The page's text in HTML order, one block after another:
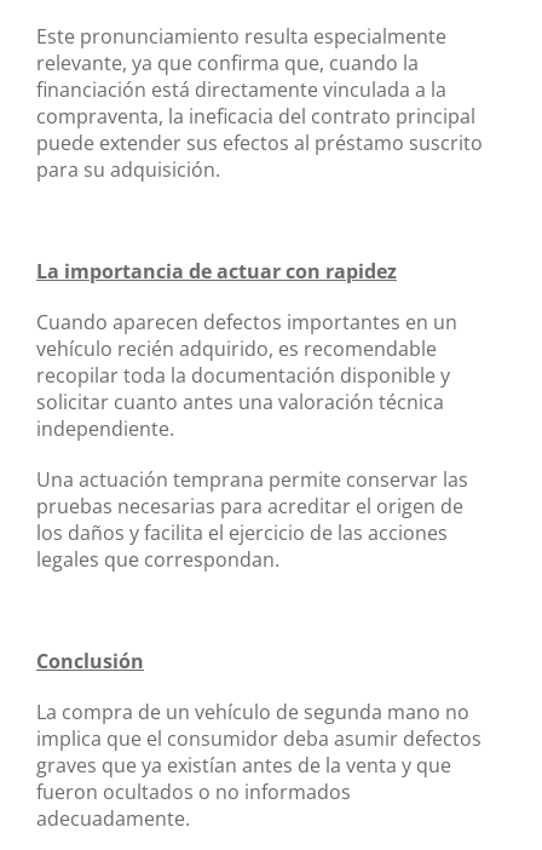
Este pronunciamiento resulta especialmente
relevante, ya que confirma que, cuando la
financiación está directamente vinculada a la
compraventa, la ineficacia del contrato principal
puede extender sus efectos al préstamo suscrito
para su adquisición.
La importancia de actuar con rapidez
Cuando aparecen defectos importantes en un
vehículo recién adquirido, es recomendable
recopilar toda la documentación disponible y
solicitar cuanto antes una valoración técnica
independiente.
Una actuación temprana permite conservar las
pruebas necesarias para acreditar el origen de
los daños y facilita el ejercicio de las acciones
legales que correspondan.
Conclusión
La compra de un vehículo de segunda mano no
implica que el consumidor deba asumir defectos
graves que ya existían antes de la venta y que
fueron ocultados o no informados
adecuadamente.